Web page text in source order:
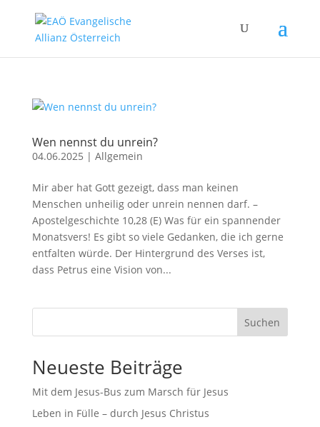
Wen nennst du unrein?
04.06.2025 | Allgemein
Mir aber hat Gott gezeigt, dass man keinen
Menschen unheilig oder unrein nennen darf. –
Apostelgeschichte 10,28 (E) Was für ein spannender
Monatsvers! Es gibt so viele Gedanken, die ich gerne
entfalten würde. Der Hintergrund des Verses ist,
dass Petrus eine Vision von...
Suchen
Neueste Beiträge
Mit dem Jesus-Bus zum Marsch für Jesus
Leben in Fülle – durch Jesus Christus